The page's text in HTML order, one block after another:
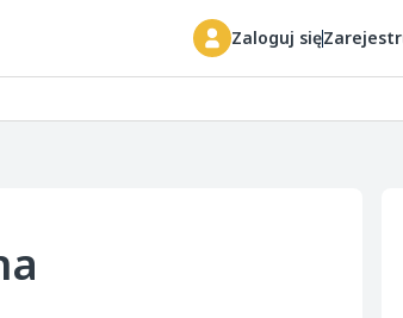
Zaloguj się